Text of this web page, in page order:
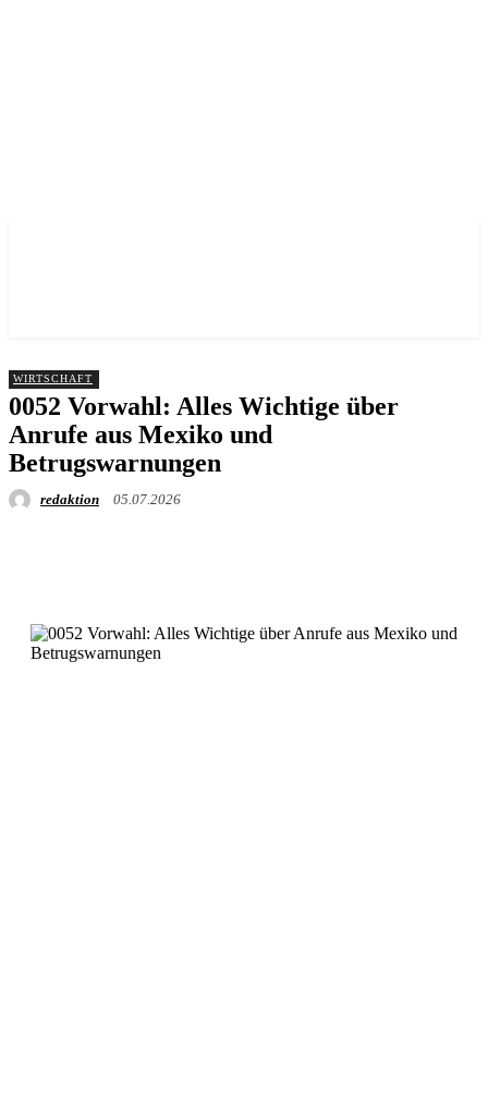
WIRTSCHAFT
0052 Vorwahl: Alles Wichtige über
Anrufe aus Mexiko und
Betrugswarnungen
redaktion 05.07.2026